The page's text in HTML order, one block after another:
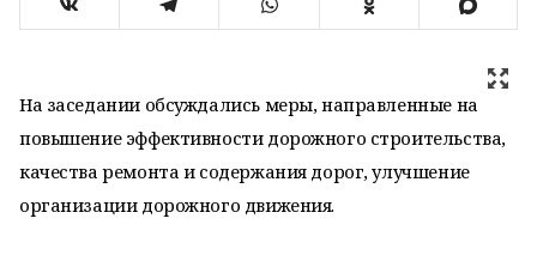
На заседании обсуждались меры, направленные на
повышение эффективности дорожного строительства,
качества ремонта и содержания дорог, улучшение
организации дорожного движения.